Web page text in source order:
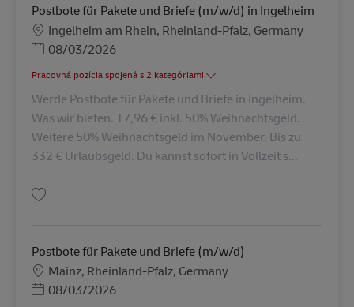
Postbote für Pakete und Briefe (m/w/d) in Ingelheim
MiestoIngelheim am Rhein, Rheinland-Pfalz, Germany
Posted Date
08/03/2026
Pracovná pozícia spojená s 2 kategóriami
Werde Postbote für Pakete und Briefe in Ingelheim.
Was wir bieten. 17,96 € inkl. 50% Weihnachtsgeld.
Weitere 50% Weihnachtsgeld im November. Bis zu
332 € Urlaubsgeld. Du kannst sofort in Vollzeit s...
Postbote für Pakete und Briefe (m/w/d)
MiestoMainz, Rheinland-Pfalz, Germany
Posted Date
08/03/2026